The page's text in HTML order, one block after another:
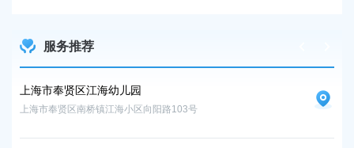
服务推荐
上海市奉贤区江海幼儿园
上海市奉贤区南桥镇江海小区向阳路103号